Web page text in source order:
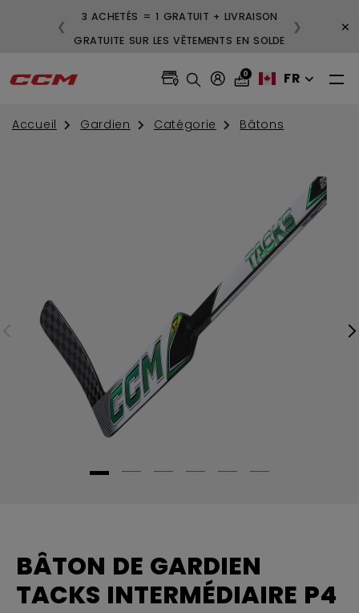
3 ACHETÉS = 1 GRATUIT + LIVRAISON
GRATUITE SUR LES VÊTEMENTS EN SOLDE
❮ ❯ ×
0 FR
Accueil Gardien Catégorie Bâtons
BÂTON DE GARDIEN
TACKS INTERMÉDIAIRE P4